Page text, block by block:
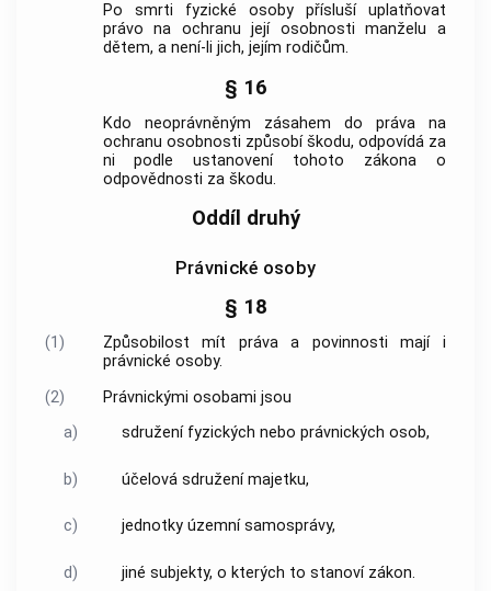
Po smrti fyzické osoby přísluší uplatňovat
právo na ochranu její osobnosti manželu a
dětem, a není-li jich, jejím rodičům.
§ 16
Kdo neoprávněným zásahem do práva na
ochranu osobnosti způsobí škodu, odpovídá za
ni podle ustanovení tohoto zákona o
odpovědnosti za škodu.
Oddíl druhý
Právnické osoby
§ 18
(1)
Způsobilost mít práva a povinnosti mají i
právnické osoby.
(2)
Právnickými osobami jsou
a)
sdružení fyzických nebo právnických osob,
b) účelová sdružení majetku,
c) jednotky územní samosprávy,
d) jiné subjekty, o kterých to stanoví zákon.